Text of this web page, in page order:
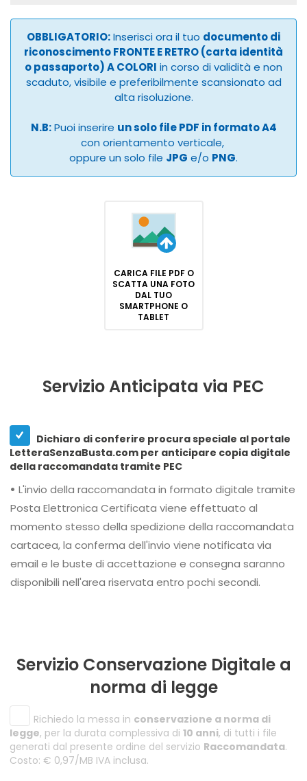
OBBLIGATORIO:Inserisci ora il tuo documento di
riconoscimento FRONTE E RETRO (carta identità
o passaporto) A COLORI in corso di validità e non
scaduto, visibile e preferibilmente scansionato ad
alta risoluzione.
N.B:Puoi inserire un solo file PDF in formato A4
con orientamento verticale,
oppure un solo file JPG e/o PNG.
CARICA FILE PDF O
SCATTA UNA FOTO
DAL TUO
SMARTPHONE O
TABLET
Servizio Anticipata via PEC
Dichiaro di conferire procura speciale al portale
LetteraSenzaBusta.com per anticipare copia digitale
della raccomandata tramite PEC
• L'invio della raccomandata in formato digitale tramite
Posta Elettronica Certificata viene effettuato al
momento stesso della spedizione della raccomandata
cartacea, la conferma dell'invio viene notificata via
email e le buste di accettazione e consegna saranno
disponibili nell'area riservata entro pochi secondi.
Servizio Conservazione Digitale a
norma di legge
Richiedo la messa in conservazione a norma di
legge, per la durata complessiva di 10 anni, di tutti i file
generati dal presente ordine del servizio Raccomandata.
Costo: € 0,97/MB IVA inclusa.